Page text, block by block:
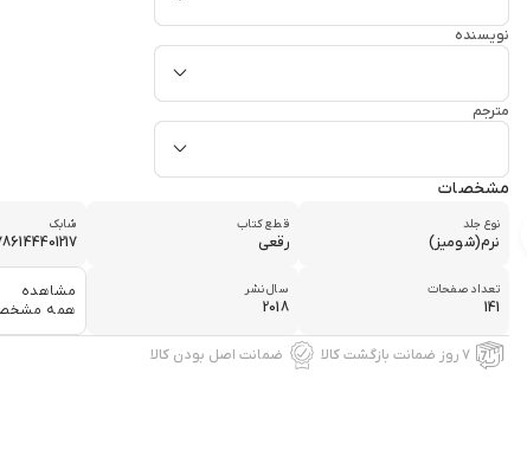
نویسنده
مترجم
مشخصات
نوع جلد
نرم(شومیز)
قطع کتاب
رقعی
شابک
تعداد صفحات
141
سال نشر
2018
مشاهده
همه
۷ روز ضمانت بازگشت کالا ضمانت اصل بودن کالا